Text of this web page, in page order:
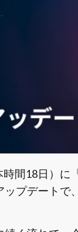
間18日）に「
ップデートで